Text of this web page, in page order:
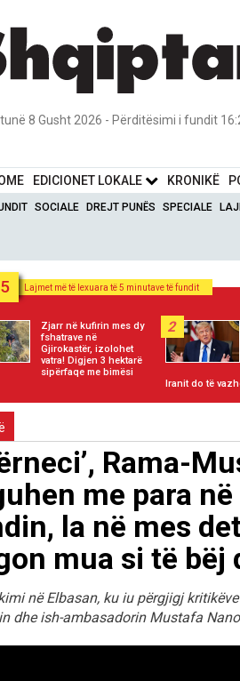
8 Gusht 2026 - Përditësimi i fundit
EDICIONET LOKALE KRONIKË
SOCIALE DREJT PUNËS SPECIALE
Lajmet më të lexuara të 5 minutave të fundit
Zjarr në kufirin mes dy
fshatrave në
Gjirokastër, izolohet
vatra! Digjen 3 hektarë
sipërfaqe me bimësi
2
Iranit do të
Rama-
me para
la në mes
mua si të bëj
në Elbasan, ku iu përgjigj
dhe ish-ambasadorin Mustafa